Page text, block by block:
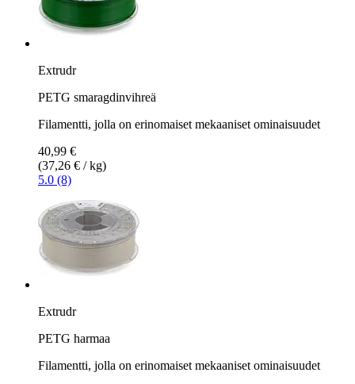
Extrudr
PETG smaragdinvihreä
Filamentti, jolla on erinomaiset mekaaniset ominaisuudet
40,99 €
(37,26 € / kg)
5.0 (8)
Extrudr
PETG harmaa
Filamentti, jolla on erinomaiset mekaaniset ominaisuudet